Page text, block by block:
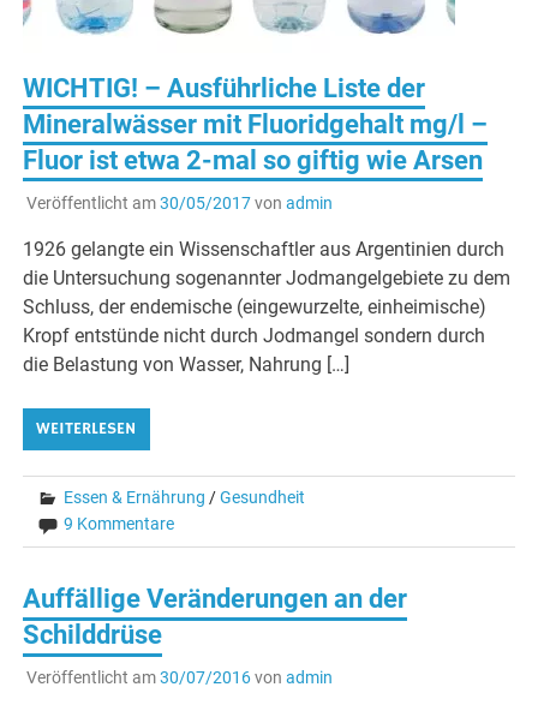
WICHTIG! – Ausführliche Liste der
Mineralwässer mit Fluoridgehalt mg/l –
Fluor ist etwa 2-mal so giftig wie Arsen
Veröffentlicht am30/05/2017von admin
1926 gelangte ein Wissenschaftler aus Argentinien durch
die Untersuchung sogenannter Jodmangelgebiete zu dem
Schluss, der endemische (eingewurzelte, einheimische)
Kropf entstünde nicht durch Jodmangel sondern durch
die Belastung von Wasser, Nahrung […]
WEITERLESEN
Essen & Ernährung /Gesundheit
9 Kommentare
Auffällige Veränderungen an der
Schilddrüse
Veröffentlicht am30/07/2016von admin